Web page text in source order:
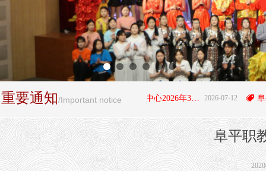
重要通知/Important notice 2026-07-12
뀄 阜平县职业技术教育中心2026年3+4"贯通培养项目拟录取学生名单公示 뀄
阜平职